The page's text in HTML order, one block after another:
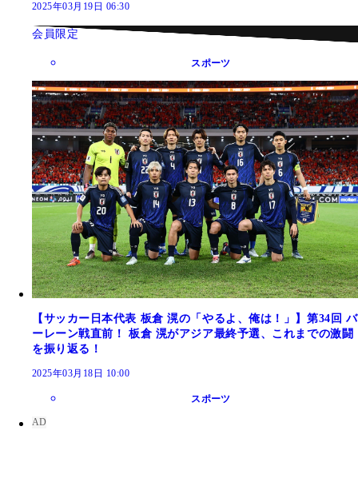
2025年03月19日 06:30
会員限定
スポーツ
【サッカー日本代表 板倉 滉の「やるよ、俺は！」】第34回 バ
ーレーン戦直前！ 板倉 滉がアジア最終予選、これまでの激闘
を振り返る！
2025年03月18日 10:00
スポーツ